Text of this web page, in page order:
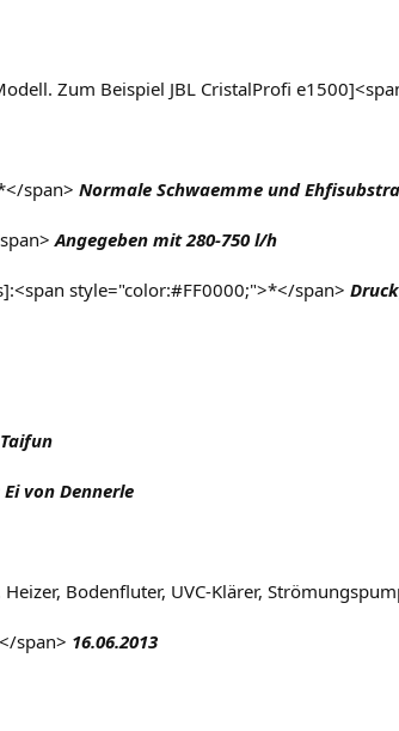
Zum Beispiel JBL CristalProfi
span> Normale Schwaemme und
Angegeben mit 280-750 l/h
style="color:#FF0000;">*</span>
Ei von Dennerle
Bodenfluter, UVC-Klärer,
span> 16.06.2013